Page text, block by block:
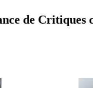
de Critiques